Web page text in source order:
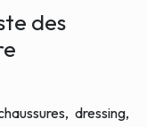
des
dressing,